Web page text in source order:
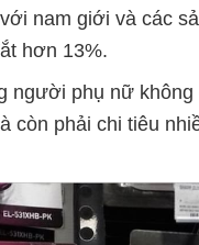
nam giới và các
hơn 13%.
người phụ nữ không
còn phải chi tiêu